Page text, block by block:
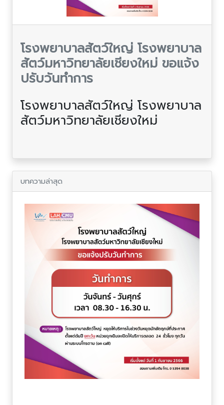
โรงพยาบาลสัตว์ใหญ่ โรงพยาบาล
สัตว์มหาวิทยาลัยเชียงใหม่ ขอแจ้ง
ปรับวันทำการ
โรงพยาบาลสัตว์ใหญ่ โรงพยาบาล
สัตว์มหาวิทยาลัยเชียงใหม่
บทความล่าสุด